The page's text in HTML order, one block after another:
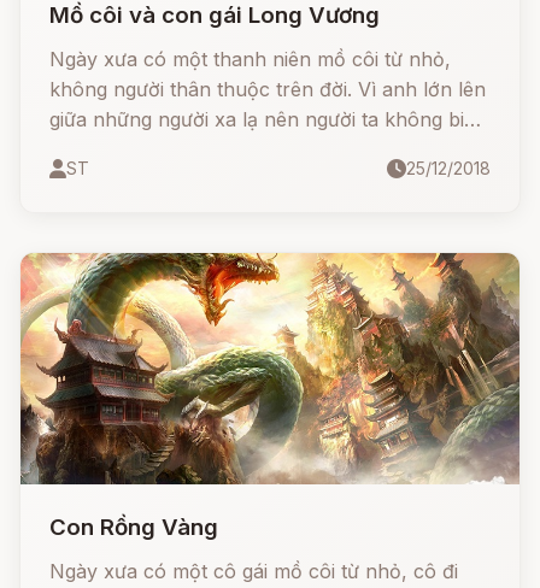
Mồ côi và con gái Long Vương
Ngày xưa có một thanh niên mồ côi từ nhỏ,
không người thân thuộc trên đời. Vì anh lớn lên
giữa những người xa lạ nên người ta không biết
Côi. Sống cô đơn trên đời thật buồn, và khi
ST 25/12/2018
Con Rồng Vàng
Ngày xưa có một cô gái mồ côi từ nhỏ, cô đi